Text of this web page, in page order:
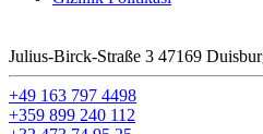
Julius-Birck-Straße 3 47169
+49 163 797 4498
+359 899 240 112